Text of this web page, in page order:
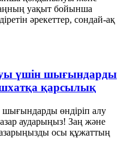
уақыт бойынша
әрекеттер, сондай-ақ
үшін шығындарды
қарсылық
өндіріп алу
аударыңыз! Заң және
осы құжаттың